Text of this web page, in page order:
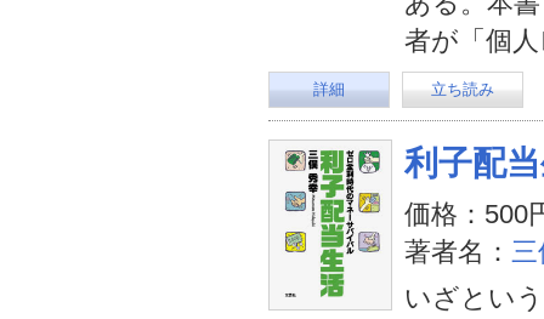
者が「個
詳細 立ち読み
利子配
価格：500
著者名： 三
いざとい